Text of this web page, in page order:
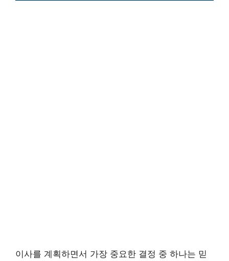
이사를 계획하면서 가장 중요한 결정 중 하나는 믿